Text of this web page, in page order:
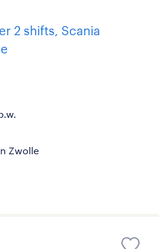
2 shifts, Scania
Zwolle